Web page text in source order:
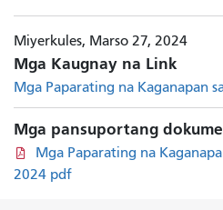
Miyerkules, Marso 27, 2024
Mga Kaugnay na Link
Mga Paparating na Kaganapan
Mga pansuportang
Mga Paparating na
2024 pdf